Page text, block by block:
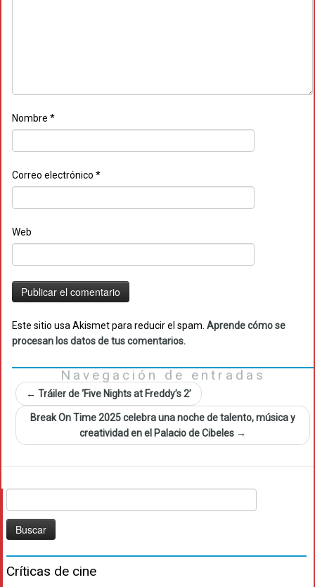
Nombre *
Correo electrónico *
Web
Este sitio usa Akismet para reducir el spam. Aprende cómo se
procesan los datos de tus comentarios.
Navegación de entradas
← Tráiler de ‘Five Nights at Freddy’s 2’
Break On Time 2025 celebra una noche de talento, música y
creatividad en el Palacio de Cibeles →
Críticas de cine